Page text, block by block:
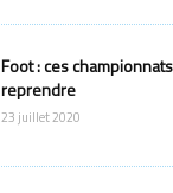
Foot : ces
reprendre
23 juillet 2020